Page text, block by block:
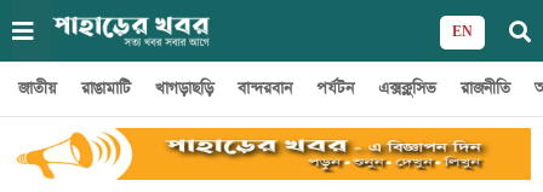
EN
জাতীয় রাঙামাটি খাগড়াছড়ি বান্দরবান পর্যটন এক্সক্লুসিভ রাজনীতি